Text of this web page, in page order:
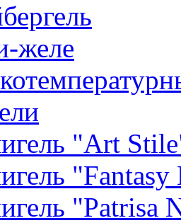
желе
"Art
"Patrisa